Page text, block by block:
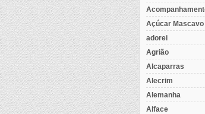
Açúcar Mascavo
adorei
Agrião
Alcaparras
Alecrim
Alemanha
Alface